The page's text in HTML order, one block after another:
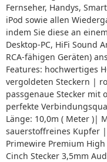
Fernseher, Handys,
iPod sowie allen
indem Sie diese an
Desktop-PC, HiFi Sound
RCA-fähigen Geräten)
Features: hochwertiges
vergoldeten Steckern |
passgenaue Stecker mit
perfekte
Länge: 10,0m ( Meter )|
sauerstoffreines Kupfer
Primewire Premium
Cinch Stecker 3,5mm